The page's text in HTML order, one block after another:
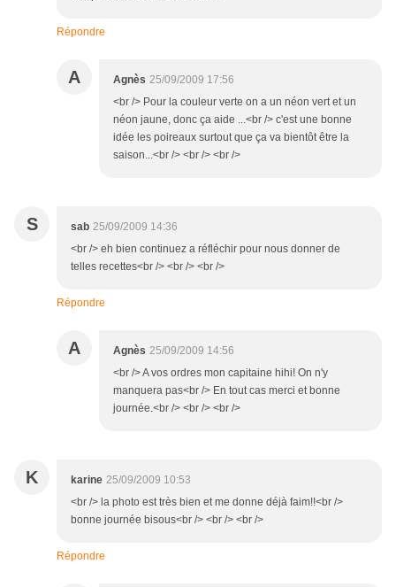
Répondre
A Agnès 25/09/2009 17:56
<br /> Pour la couleur verte on a un néon vert et un
néon jaune, donc ça aide ...<br /> c'est une bonne
idée les poireaux surtout que ça va bientôt être la
saison...<br /> <br /> <br />
S sab 25/09/2009 14:36
<br /> eh bien continuez a réfléchir pour nous donner de
telles recettes<br /> <br /> <br />
Répondre
A Agnès 25/09/2009 14:56
<br /> A vos ordres mon capitaine hihi! On n'y
manquera pas<br /> En tout cas merci et bonne
journée.<br /> <br /> <br />
K karine 25/09/2009 10:53
<br /> la photo est très bien et me donne déjà faim!!<br />
bonne journée bisous<br /> <br /> <br />
Répondre